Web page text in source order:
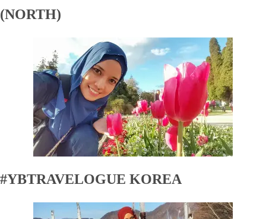
(NORTH)
#YBTRAVELOGUE KOREA